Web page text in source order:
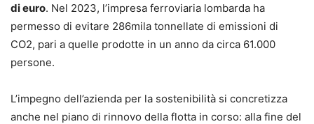
di euro. Nel 2023, l’impresa ferroviaria lombarda ha
permesso di evitare 286mila tonnellate di emissioni di
CO2, pari a quelle prodotte in un anno da circa 61.000
persone.
L’impegno dell’azienda per la sostenibilità si concretizza
anche nel piano di rinnovo della flotta in corso: alla fine del